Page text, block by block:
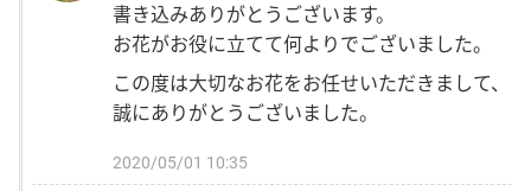
書き込みありがとうございます。
お花がお役に立てて何よりでございました。
この度は大切なお花をお任せいただきまして、
誠にありがとうございました。
2020/05/01 10:35